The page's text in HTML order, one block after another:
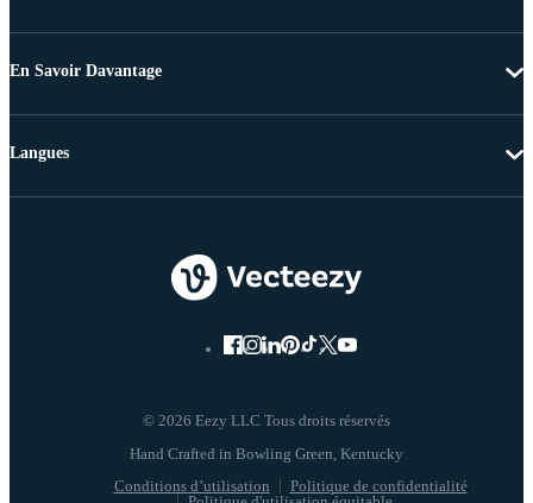
En Savoir Davantage
© 2026 Eezy LLC Tous droits réservés
Conditions d’utilisation
Politique de confidentialité
Langues